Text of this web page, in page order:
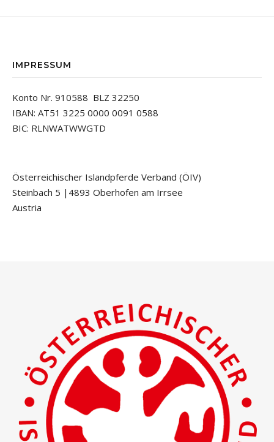
IMPRESSUM
Konto Nr. 910588 BLZ 32250
IBAN: AT51 3225 0000 0091 0588
BIC: RLNWATWWGTD
Österreichischer Islandpferde Verband (ÖIV)
Steinbach 5 |4893 Oberhofen am Irrsee
Austria